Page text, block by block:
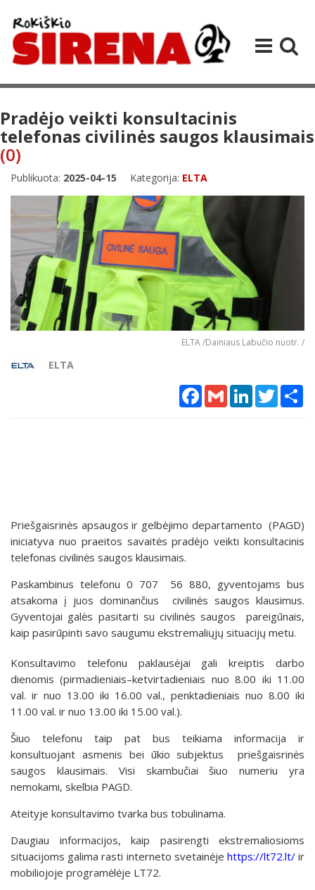
Pradėjo veikti konsultacinis
telefonas civilinės saugos klausimais
(0)
Publikuota: 2025-04-15 Kategorija: ELTA
ELTA /Dainiaus Labučio nuotr. /
ELTA
Facebook
Gmail LinkedInTwitter
Priešgaisrinės apsaugos ir gelbėjimo departamento (PAGD)
iniciatyva nuo praeitos savaitės pradėjo veikti konsultacinis
telefonas civilinės saugos klausimais.
Paskambinus telefonu 0 707 56 880, gyventojams bus
atsakoma į juos dominančius civilinės saugos klausimus.
Gyventojai galės pasitarti su civilinės saugos pareigūnais,
kaip pasirūpinti savo saugumu ekstremaliųjų situacijų metu.
Konsultavimo telefonu paklausėjai gali kreiptis darbo
dienomis (pirmadieniais–ketvirtadieniais nuo 8.00 iki 11.00
val. ir nuo 13.00 iki 16.00 val., penktadieniais nuo 8.00 iki
11.00 val. ir nuo 13.00 iki 15.00 val.).
Šiuo telefonu taip pat bus teikiama informacija ir
konsultuojant asmenis bei ūkio subjektus priešgaisrinės
saugos klausimais. Visi skambučiai šiuo numeriu yra
nemokami, skelbia PAGD.
Ateityje konsultavimo tvarka bus tobulinama.
Daugiau informacijos, kaip pasirengti ekstremaliosioms
situacijoms galima rasti interneto svetainėje https://lt72.lt/ir
mobiliojoje programėlėje LT72.